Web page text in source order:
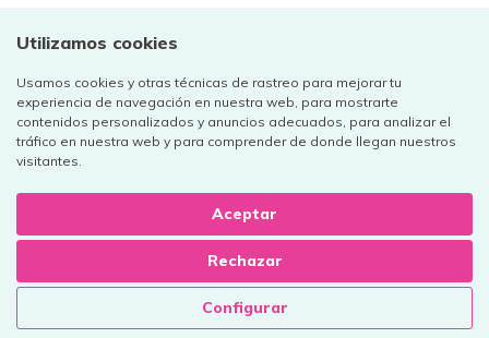
Utilizamos cookies
Usamos cookies y otras técnicas de rastreo para mejorar tu
experiencia de navegación en nuestra web, para mostrarte
contenidos personalizados y anuncios adecuados, para analizar el
tráfico en nuestra web y para comprender de donde llegan nuestros
visitantes.
Aceptar
Rechazar
Configurar
Disseny gràfic: